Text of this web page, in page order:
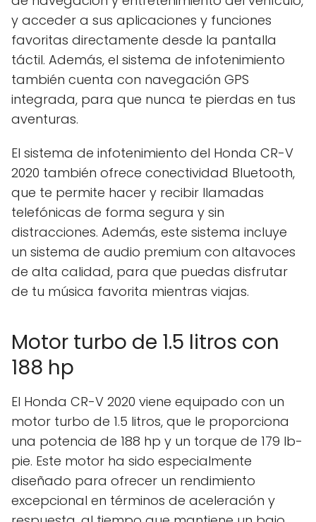
y acceder a sus aplicaciones y funciones
favoritas directamente desde la pantalla
táctil. Además, el sistema de infotenimiento
también cuenta con navegación GPS
integrada, para que nunca te pierdas en tus
aventuras.
El sistema de infotenimiento del Honda CR-V
2020 también ofrece conectividad Bluetooth,
que te permite hacer y recibir llamadas
telefónicas de forma segura y sin
distracciones. Además, este sistema incluye
un sistema de audio premium con altavoces
de alta calidad, para que puedas disfrutar
de tu música favorita mientras viajas.
Motor turbo de 1.5 litros con
188 hp
El Honda CR-V 2020 viene equipado con un
motor turbo de 1.5 litros, que le proporciona
una potencia de 188 hp y un torque de 179 lb-
pie. Este motor ha sido especialmente
diseñado para ofrecer un rendimiento
excepcional en términos de aceleración y